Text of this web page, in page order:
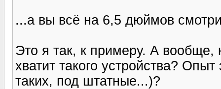
...а вы всё на 6,5 дюймов
Это я так, к примеру. А вообще,
хватит такого устройства?
таких, под штатные...)?